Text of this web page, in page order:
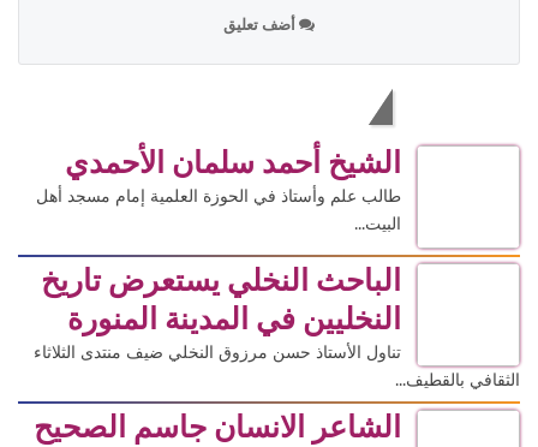
أضف تعليق
الشيخ أحمد سلمان الأحمدي
طالب علم وأستاذ في الحوزة العلمية إمام مسجد أهل
البيت...
الباحث النخلي يستعرض تاريخ
النخليين في المدينة المنورة
تناول الأستاذ حسن مرزوق النخلي ضيف منتدى الثلاثاء
الثقافي بالقطيف...
الشاعر الانسان جاسم الصحيح